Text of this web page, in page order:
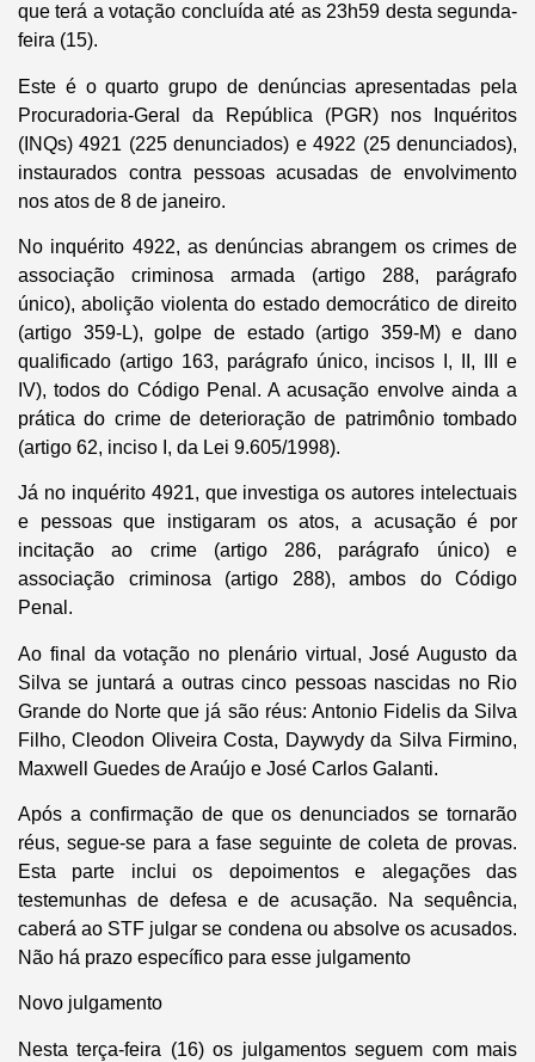
que terá a votação concluída até as 23h59 desta segunda-
feira (15).
Este é o quarto grupo de denúncias apresentadas pela
Procuradoria-Geral da República (PGR) nos Inquéritos
(INQs) 4921 (225 denunciados) e 4922 (25 denunciados),
instaurados contra pessoas acusadas de envolvimento
nos atos de 8 de janeiro.
No inquérito 4922, as denúncias abrangem os crimes de
associação criminosa armada (artigo 288, parágrafo
único), abolição violenta do estado democrático de direito
(artigo 359-L), golpe de estado (artigo 359-M) e dano
qualificado (artigo 163, parágrafo único, incisos I, II, III e
IV), todos do Código Penal. A acusação envolve ainda a
prática do crime de deterioração de patrimônio tombado
(artigo 62, inciso I, da Lei 9.605/1998).
Já no inquérito 4921, que investiga os autores intelectuais
e pessoas que instigaram os atos, a acusação é por
incitação ao crime (artigo 286, parágrafo único) e
associação criminosa (artigo 288), ambos do Código
Penal.
Ao final da votação no plenário virtual, José Augusto da
Silva se juntará a outras cinco pessoas nascidas no Rio
Grande do Norte que já são réus: Antonio Fidelis da Silva
Filho, Cleodon Oliveira Costa, Daywydy da Silva Firmino,
Maxwell Guedes de Araújo e José Carlos Galanti.
Após a confirmação de que os denunciados se tornarão
réus, segue-se para a fase seguinte de coleta de provas.
Esta parte inclui os depoimentos e alegações das
testemunhas de defesa e de acusação. Na sequência,
caberá ao STF julgar se condena ou absolve os acusados.
Não há prazo específico para esse julgamento
Novo julgamento
Nesta terça-feira (16) os julgamentos seguem com mais